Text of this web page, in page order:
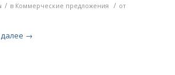
/ в Коммерческие предложения / от
→